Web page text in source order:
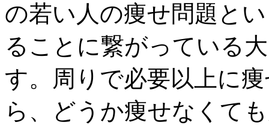
の若い人の痩せ問題と
ることに繋がっている
す。周りで必要以上に
ら、どうか痩せなくて